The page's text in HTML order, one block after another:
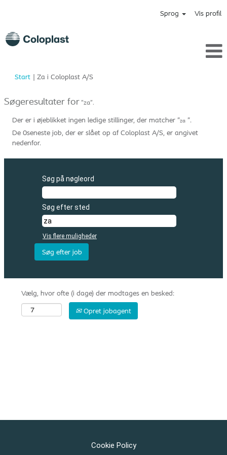
Sprog Vis profil
Start | Za i Coloplast A/S(aktuel
Søgeresultater for"za".
Der er i øjeblikket ingen ledige stillinger, der matcher "za ".
De 0seneste job, der er slået op af Coloplast A/S, er angivet
nedenfor.
Søg på nøgleord
Søg efter sted
Vis flere muligheder
Vælg, hvor ofte (i dage) der modtages en besked:
Opret jobagent
Cookie Policy